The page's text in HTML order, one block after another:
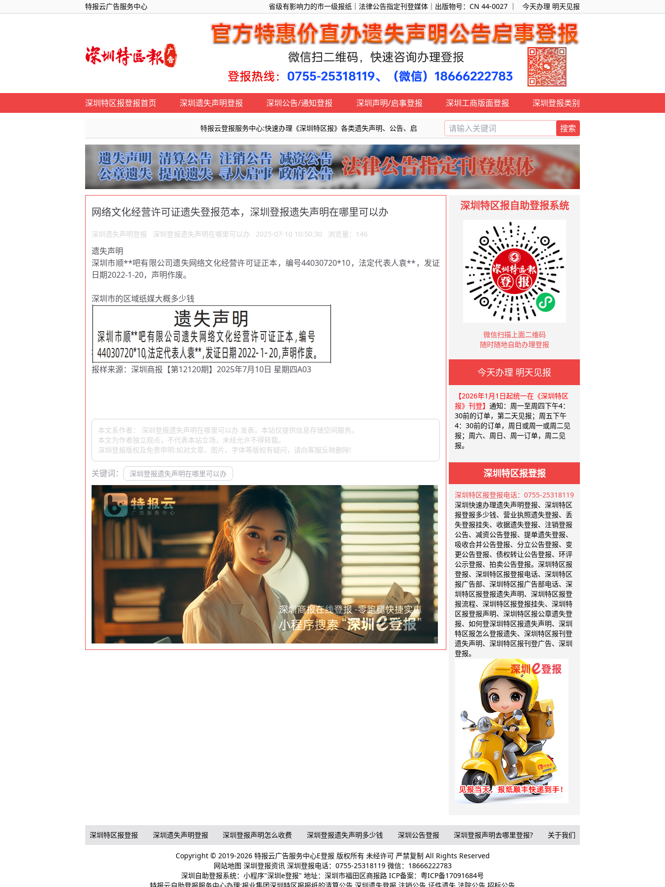
特报云广告服务中心 省级有影响力的市一级报纸｜法律公告指定刊登媒体｜出版物号：CN 44-0027 ｜ 今天办理 明天见报
深圳特区报登报首页 深圳遗失声明登报 深圳公告/通知登报 深圳声明/启事登报 深圳工商版面登报 深圳登报类别
特报云登报服务中心:快速办理《深圳特区报》各类遗失声明、公告、启事、声明、通知、环评公示登报,欢迎来电咨询:0755-25318119/18666222783
搜索
网络文化经营许可证遗失登报范本，深圳登报遗失声明在哪里可以办
深圳遗失声明登报 深圳登报遗失声明在哪里可以办 2025-07-10 10:50:30 浏览量：146
遗失声明
深圳市顺**吧有限公司遗失网络文化经营许可证正本，编号44030720*10，法定代表人袁**，发证
日期2022-1-20，声明作废。
深圳市的区域纸媒大概多少钱
报样来源：深圳商报【第12120期】2025年7月10日 星期四A03
本文系作者： 深圳登报遗失声明在哪里可以办 发表，本站仅提供信息存储空间服务。
本文为作者独立观点，不代表本站立场，未经允许不得转载。
深圳登报版权及免责申明:如对文章、图片、字体等版权有疑问，请向客服反映删除!
关键词： 深圳登报遗失声明在哪里可以办
深圳特区报自助登报系统
微信扫描上面二维码
随时随地自助办理登报
今天办理 明天见报
【2026年1月1日起统一在《深圳特区
报》刊登】 通知：周一至周四下午4：
30前的订单，第二天见报；周五下午
4：30前的订单，周日或周一或周二见
报；周六、周日、周一订单，周二见
报。
深圳特区报登报
深圳特区报登报电话：0755-25318119
深圳快速办理遗失声明登报、深圳特区
报登报多少钱、营业执照遗失登报、丢
失登报挂失、收据遗失登报、注销登报
公告、减资公告登报、提单遗失登报、
吸收合并公告登报、分立公告登报、变
更公告登报、债权转让公告登报、环评
公示登报、拍卖公告登报。深圳特区报
登报、深圳特区报登报电话、深圳特区
报广告部、深圳特区报广告部电话、深
圳特区报登报遗失声明、深圳特区报登
报流程、深圳特区报登报挂失、深圳特
区报登报声明、深圳特区报公章遗失登
报、如何登深圳特区报遗失声明、深圳
特区报怎么登报遗失、深圳特区报刊登
遗失声明、深圳特区报刊登广告、深圳
登报。
深圳特区报登报 深圳遗失声明登报 深圳登报声明怎么收费 深圳登报遗失声明多少钱 深圳公告登报 深圳登报声明去哪里登报? 关于我们
Copyright © 2019-2026 特报云广告服务中心E登报 版权所有 未经许可 严禁复制 All Rights Reserved
网站地图 深圳登报资讯深圳登报电话：0755-25318119 微信：18666222783
深圳自助登报系统：小程序"深圳e登报" 地址：深圳市福田区商报路 ICP备案： 粤ICP备17091684号